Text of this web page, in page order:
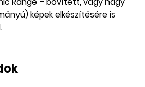
képek elkészítésére is